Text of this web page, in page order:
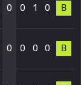
0 0 1 0 В
0 0 0 0 В